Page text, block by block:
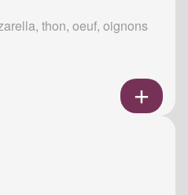
thon, oeuf, oignons